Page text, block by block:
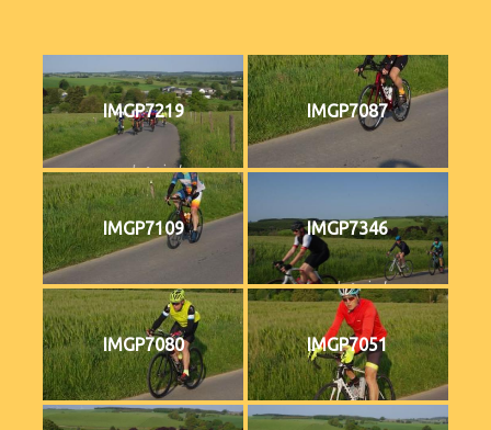
IMGP7219 IMGP7087
IMGP7109 IMGP7346
IMGP7080 IMGP7051